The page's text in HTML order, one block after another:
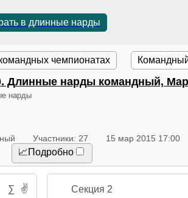
в длинные нарды
чемпионатах
. Длинные нарды командный,
нарды
Участники: 27 15 мар 2015 17:00
📈Подробно
∑ ✌ Секция 2